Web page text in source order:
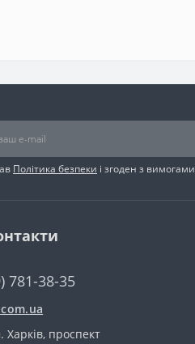
Політика безпеки і згоден з вимогами
781-38-35
Харків, проспект